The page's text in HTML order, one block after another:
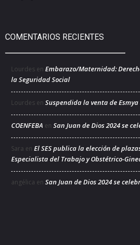
COMENTARIOS RECIENTES
Lourdes en Embarazo/Maternidad:
la Seguridad Social
Lourdes en Suspendida la venta de
COENFEBA en San Juan de Dios 2024 se
Sara en El SES publica la elección de
Especialista del Trabajo y Obstétrico-
angélica en San Juan de Dios 2024 se